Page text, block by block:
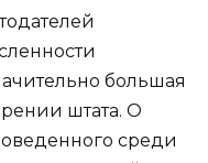
большая
штата. О
среди